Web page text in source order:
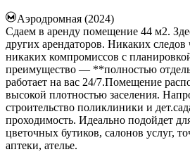
Аэродромная (2024)
Сдаем в аренду помещение 44 м2.
других арендаторов. Никаких
никаких компромиссов с
преимущество — **полностью
работает на вас 24/7.Помещение
высокой плотностью заселения.
строительство поликлиники и
проходимость. Идеально подойдет
цветочных бутиков, салонов услуг,
аптеки, ателье.